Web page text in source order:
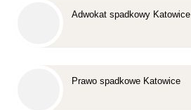
Adwokat spadkowy Katowice
Prawo spadkowe Katowice